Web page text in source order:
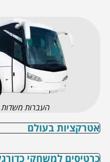
העברות
אטרקציות בעולם
כרטיסים למשחקי